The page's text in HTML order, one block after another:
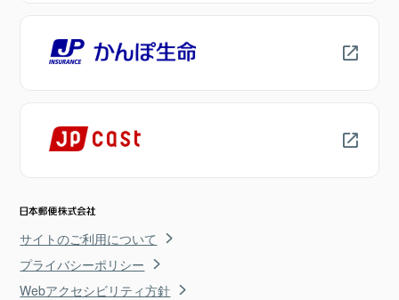
サイトのご利用について
プライバシーポリシー
Webアクセシビリティ方針